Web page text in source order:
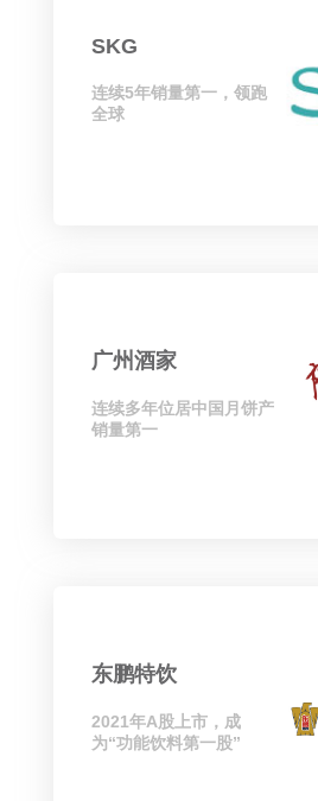
SKG
连续5年销量第一，领跑
全球
广州酒家
连续多年位居中国月饼产
销量第一
东鹏特饮
2021年A股上市，成
为“功能饮料第一股”